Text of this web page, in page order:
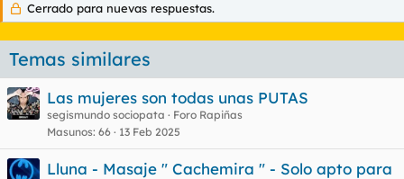
Cerrado para nuevas respuestas.
Temas similares
Las mujeres son todas unas PUTAS
segismundo sociopata
Foro Rapiñas
Masunos 66 13 Feb 2025
Lluna - Masaje " Cachemira " - Solo apto para